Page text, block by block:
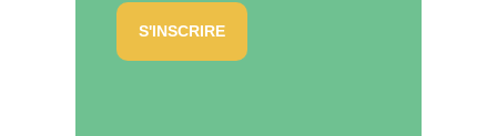
S'INSCRIRE